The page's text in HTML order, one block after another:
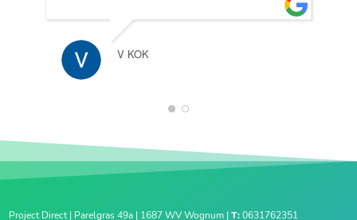
V KOK
1 2
Project Direct | Parelgras 49a | 1687 WV Wognum |T:0631762351